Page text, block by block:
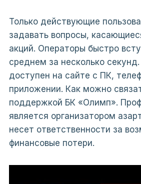
Только действующие
задавать вопросы,
акций. Операторы быстро
среднем за несколько
доступен на сайте с ПК,
приложении. Как можно
поддержкой БК «Олимп».
является организатором
несет ответственности за
финансовые потери.